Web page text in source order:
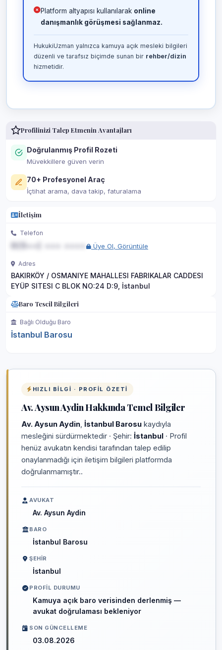
Platform altyapısı kullanılarak online
danışmanlık görüşmesi sağlanmaz.
HukukiUzman yalnızca kamuya açık mesleki bilgileri
düzenli ve tarafsız biçimde sunan bir rehber/dizin
hizmetidir.
Profilinizi Talep Etmenin Avantajları
Doğrulanmış Profil Rozeti
Müvekkillere güven verin
70+ Profesyonel Araç
İçtihat arama, dava takip, faturalama
İletişim
Telefon
Üye Ol, Görüntüle
Adres
BAKIRKÖY / OSMANIYE MAHALLESI FABRIKALAR CADDESI
EYÜP SITESI C BLOK NO:24 D:9, İstanbul
Baro Tescil Bilgileri
Bağlı Olduğu Baro
İstanbul Barosu
HIZLI BILGI · PROFIL ÖZETI
Av. Aysun Aydin Hakkında Temel Bilgiler
Av. Aysun Aydin İstanbul Barosu kaydıyla
mesleğini sürdürmektedir · Şehir: İstanbul · Profil
henüz avukatın kendisi tarafından talep edilip
onaylanmadığı için iletişim bilgileri platformda
doğrulanmamıştır..
AVUKAT
Av. Aysun Aydin
BARO
İstanbul Barosu
ŞEHIR
İstanbul
PROFIL DURUMU
Kamuya açık baro verisinden derlenmiş —
avukat doğrulaması bekleniyor
SON GÜNCELLEME
03.08.2026